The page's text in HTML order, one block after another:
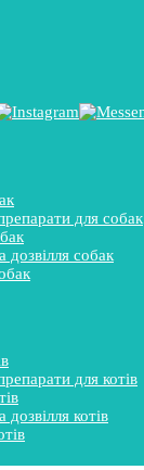
для собак
дозвілля собак
для котів
котів